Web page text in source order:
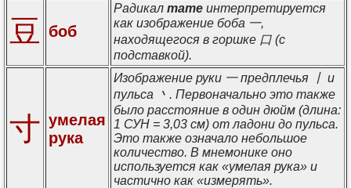
豆 боб
Радикал mame интерпретируется
как изображение боба 一,
находящегося в горшке 口 (с
подставкой).
寸 умелая
рука
Изображение руки 一 предплечья 丨 и
пульса 丶. Первоначально это также
было расстояние в один дюйм (длина:
1 СУН = 3,03 см) от ладони до пульса.
Это также означало небольшое
количество. В мнемонике оно
используется как «умелая рука» и
частично как «измерять».